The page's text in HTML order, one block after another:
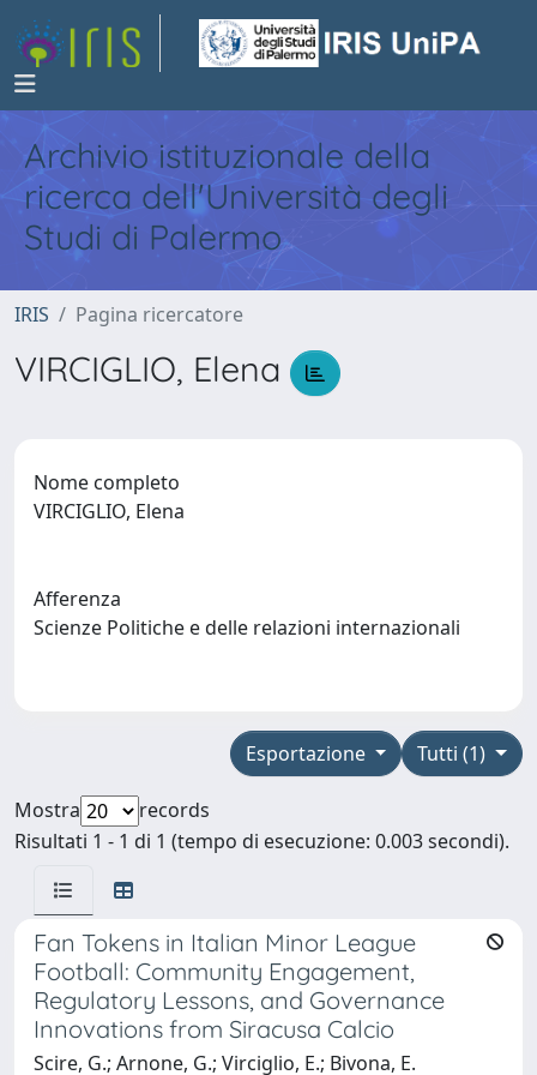
Archivio istituzionale della
ricerca dell'Università degli
Studi di Palermo
IRIS Pagina ricercatore
VIRCIGLIO, Elena
Nome completo
VIRCIGLIO, Elena
Afferenza
Scienze Politiche e delle relazioni internazionali
Tutti (1)
Esportazione
Mostra
records
Risultati 1 - 1 di 1 (tempo di esecuzione: 0.003 secondi).
Fan Tokens in Italian Minor League
Football: Community Engagement,
Regulatory Lessons, and Governance
Innovations from Siracusa Calcio
Scire, G.; Arnone, G.; Virciglio, E.; Bivona, E.